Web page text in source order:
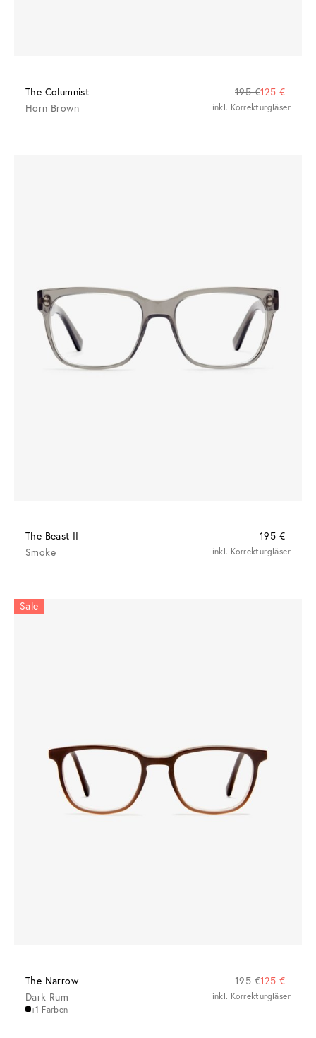
The Columnist 195 €125 €
Horn Brown
inkl. Korrekturgläser
The Beast II
195 €
Smoke
inkl. Korrekturgläser
Sale
The Narrow 195 €125 €
Dark Rum
+1 Farben
inkl. Korrekturgläser